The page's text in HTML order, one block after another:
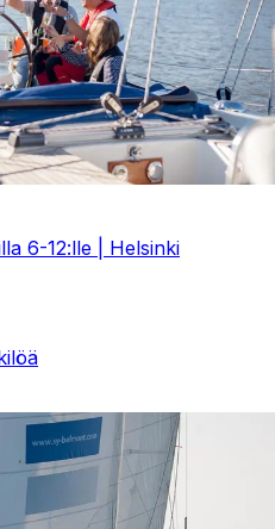
6-12:lle | Helsinki